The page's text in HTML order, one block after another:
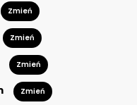
Zmień
Zmień
Zmień
Zmień